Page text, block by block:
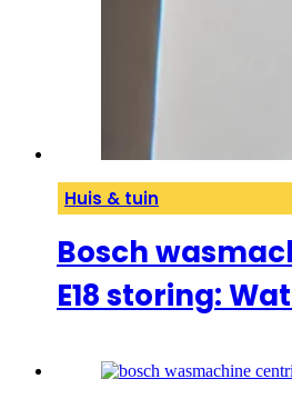
Huis & tuin
Bosch
E18 storing: